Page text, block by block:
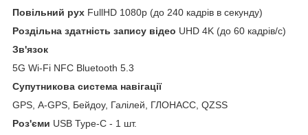
Повільний рух FullHD 1080p (до 240 кадрів в секунду)
Роздільна здатність запису відео UHD 4K (до 60 кадрів/с)
Зв'язок
5G Wi-Fi NFC Bluetooth 5.3
Супутникова система навігації
GPS, A-GPS, Бейдоу, Галілей, ГЛОНАСС, QZSS
Роз'єми USB Type-C - 1 шт.